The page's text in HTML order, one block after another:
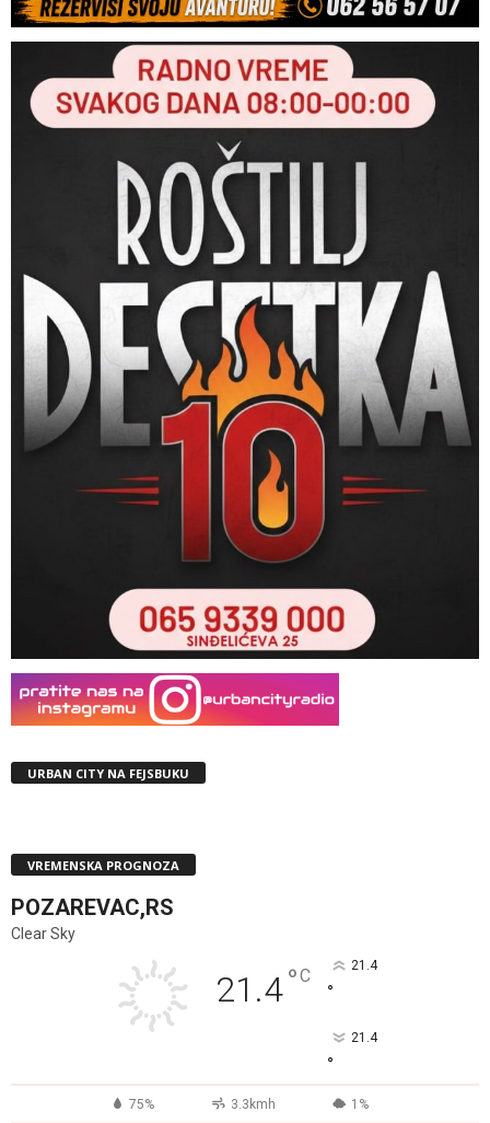
URBAN CITY NA FEJSBUKU
VREMENSKA PROGNOZA
POZAREVAC,RS
Clear Sky
21.4°C 21.4
°
21.4
°
75% 3.3kmh 1%